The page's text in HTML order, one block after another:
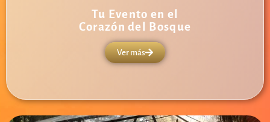
Tu Evento en el
Corazón del Bosque
Ver más